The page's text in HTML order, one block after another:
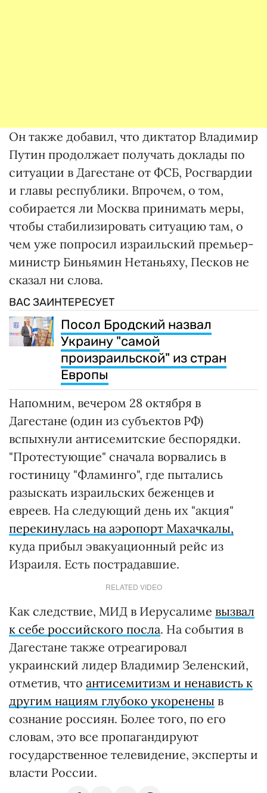
Он также добавил, что диктатор Владимир
Путин продолжает получать доклады по
ситуации в Дагестане от ФСБ, Росгвардии
и главы республики. Впрочем, о том,
собирается ли Москва принимать меры,
чтобы стабилизировать ситуацию там, о
чем уже попросил израильский премьер-
министр Биньямин Нетаньяху, Песков не
сказал ни слова.
ВАС ЗАИНТЕРЕСУЕТ
Посол Бродский назвал
Украину "самой
произраильской" из стран
Европы
Напомним, вечером 28 октября в
Дагестане (один из субъектов РФ)
вспыхнули антисемитские беспорядки.
"Протестующие" сначала ворвались в
гостиницу "Фламинго", где пытались
разыскать израильских беженцев и
евреев. На следующий день их "акция"
перекинулась на аэропорт Махачкалы,
куда прибыл эвакуационный рейс из
Израиля. Есть пострадавшие.
RELATED VIDEO
Как следствие, МИД в Иерусалиме вызвал
к себе российского посла. На события в
Дагестане также отреагировал
украинский лидер Владимир Зеленский,
отметив, что антисемитизм и ненависть к
другим нациям глубоко укоренены в
сознание россиян. Более того, по его
словам, это все пропагандируют
государственное телевидение, эксперты и
власти России.